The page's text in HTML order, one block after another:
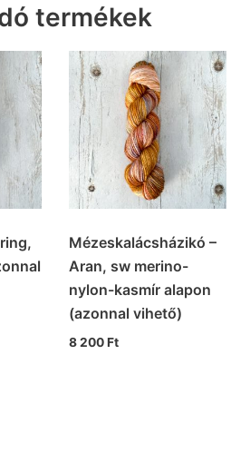
termékek
Mézeskalácsházikó –
Aran, sw merino-
nylon-kasmír alapon
(azonnal vihető)
8 200Ft